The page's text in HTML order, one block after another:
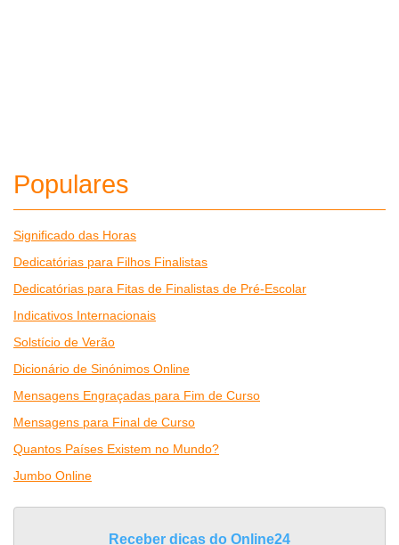
Populares
Significado das Horas
Dedicatórias para Filhos Finalistas
Dedicatórias para Fitas de Finalistas de Pré-Escolar
Indicativos Internacionais
Solstício de Verão
Dicionário de Sinónimos Online
Mensagens Engraçadas para Fim de Curso
Mensagens para Final de Curso
Quantos Países Existem no Mundo?
Jumbo Online
Receber dicas do Online24